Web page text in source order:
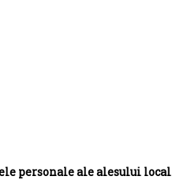
personale ale alesului local